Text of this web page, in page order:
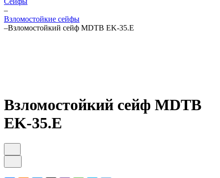
–
Взломостойкие сейфы
–Взломостойкий сейф MDTB EK-35.E
Взломостойкий сейф MDTB
EK-35.E